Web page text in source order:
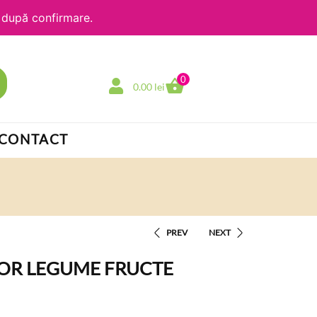
confirmare.
0.00 lei
0
PREV NEXT
LEGUME FRUCTE